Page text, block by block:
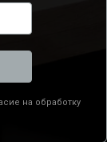
на обработку